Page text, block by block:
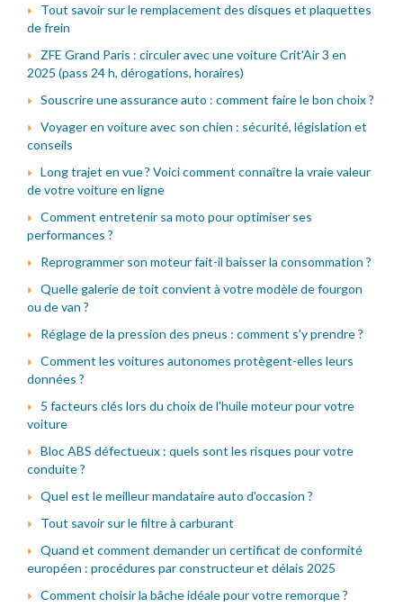
Tout savoir sur le remplacement des disques et plaquettes
de frein
ZFE Grand Paris : circuler avec une voiture Crit'Air 3 en
2025 (pass 24 h, dérogations, horaires)
Souscrire une assurance auto : comment faire le bon choix ?
Voyager en voiture avec son chien : sécurité, législation et
conseils
Long trajet en vue ? Voici comment connaître la vraie valeur
de votre voiture en ligne
Comment entretenir sa moto pour optimiser ses
performances ?
Reprogrammer son moteur fait-il baisser la consommation ?
Quelle galerie de toit convient à votre modèle de fourgon
ou de van ?
Réglage de la pression des pneus : comment s'y prendre ?
Comment les voitures autonomes protègent-elles leurs
données ?
5 facteurs clés lors du choix de l'huile moteur pour votre
voiture
Bloc ABS défectueux : quels sont les risques pour votre
conduite ?
Quel est le meilleur mandataire auto d'occasion ?
Tout savoir sur le filtre à carburant
Quand et comment demander un certificat de conformité
européen : procédures par constructeur et délais 2025
Comment choisir la bâche idéale pour votre remorque ?